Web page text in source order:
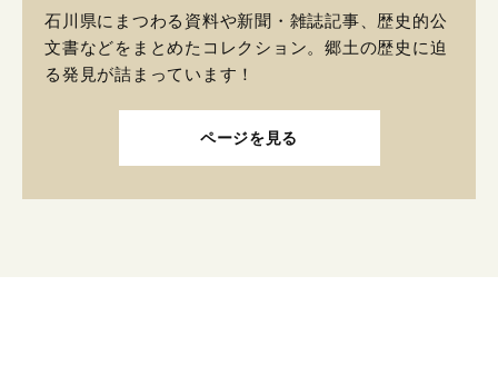
石川県にまつわる資料や新聞・雑誌記事、歴史的公
文書などをまとめたコレクション。郷土の歴史に迫
る発見が詰まっています！
ページを見る